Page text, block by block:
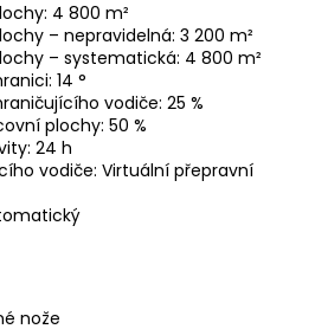
4 800 m²
– nepravidelná: 3 200 m²
– systematická: 4 800 m²
14 °
vodiče: 25 %
plochy: 50 %
24 h
vodiče: Virtuální přepravní
nože